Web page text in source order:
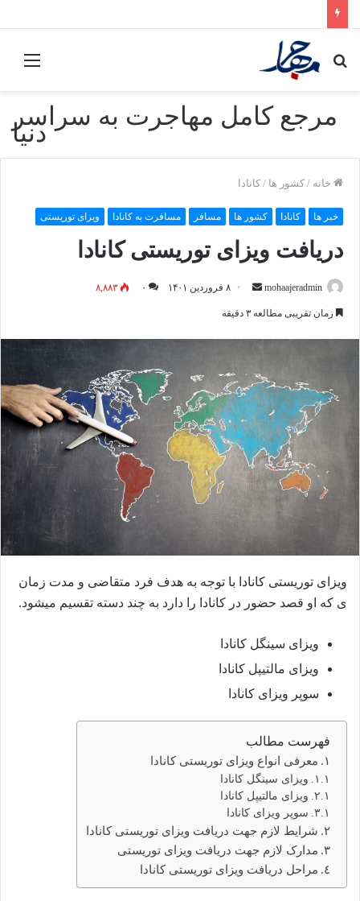
جستجو
مرجع کامل مهاجرت به سراسر
دنیا
خانه / کشور ها / کانادا
خبر ها کانادا کشور ها مسافر مسافرت به کانادا ویزای توریستی
دریافت ویزای توریستی کانادا
mohaajeradmin
ب
ه
ا
م
۸ فروردین ۱۴۰۱ ۰ ۸,۸۸۳
زمان تقریبی مطالعه ۳ دقیقه
ویزای توریستی کانادا با توجه به هدف فرد متقاضی و مدت زمان
ی که او قصد حضور در کانادا را دارد به چند دسته تقسیم میشود.
ویزای سینگل کانادا
ویزای مالتیپل کانادا
سوپر ویزای کانادا
فهرست مطالب
معرفی انواع ویزای توریستی کانادا
ویزای سینگل کانادا
ویزای مالتیپل کانادا
سوپر ویزای کانادا
شرایط لازم جهت دریافت ویزای توریستی کانادا
مدارک لازم جهت دریافت ویزای توریستی
مراحل دریافت ویزای توریستی کانادا